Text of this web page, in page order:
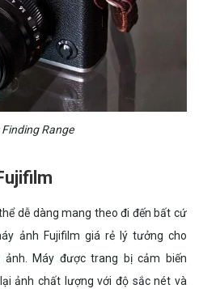
Range
dễ dàng mang theo đi đến bất cứ
ảnh Fujifilm giá rẻ lý tưởng cho
Máy được trang bị cảm biến
ảnh chất lượng với độ sắc nét và